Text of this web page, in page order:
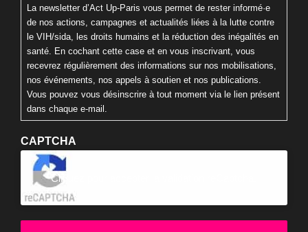
La newsletter d’Act Up-Paris vous permet de rester informé·e
de nos actions, campagnes et actualités liées à la lutte contre
le VIH/sida, les droits humains et la réduction des inégalités en
santé. En cochant cette case et en vous inscrivant, vous
recevrez régulièrement des informations sur nos mobilisations,
nos événements, nos appels à soutien et nos publications.
Vous pouvez vous désinscrire à tout moment via le lien présent
dans chaque e-mail.
CAPTCHA
Cliquez pour accepter la validation reCaptcha.